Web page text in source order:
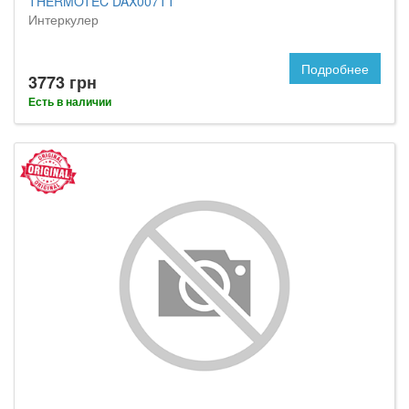
Интеркулер
3773 грн
Есть в наличии
Подробнее